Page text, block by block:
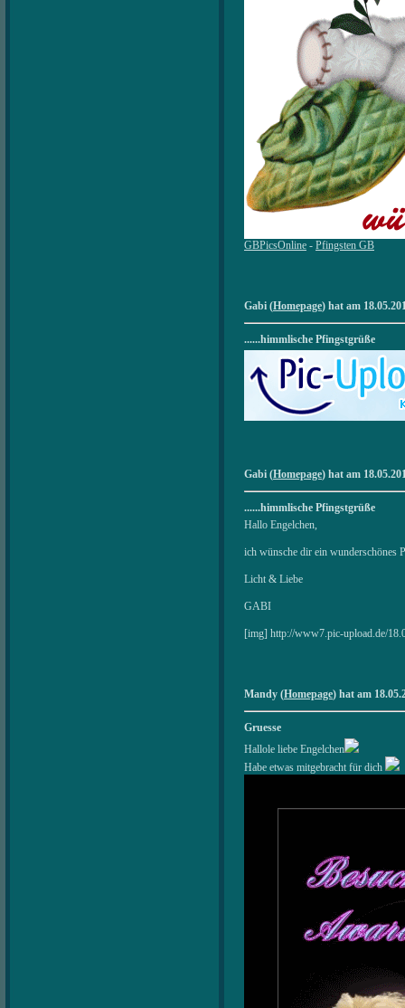
GBPicsOnline - Pfingsten GB
Gabi (Homepage) hat am
......himmlische Pfingstgrüße
Gabi (Homepage) hat am
......himmlische Pfingstgrüße
Hallo Engelchen,
ich wünsche dir ein wunderschönes
Licht & Liebe
GABI
[img] http://www7.pic-upload.de/
Mandy (Homepage) hat am
Gruesse
Hallole liebe Engelchen
Habe etwas mitgebracht für dich